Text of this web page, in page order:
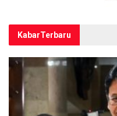
KabarTerbaru